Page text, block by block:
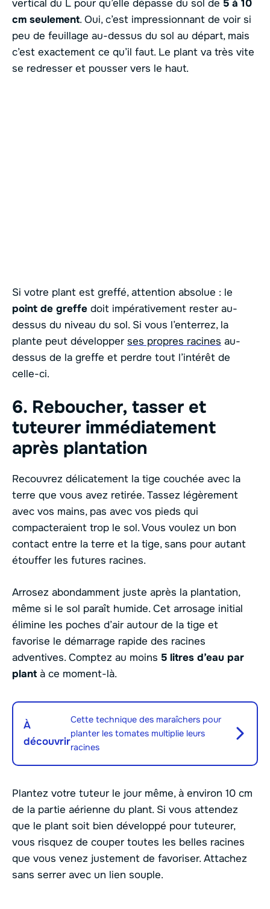
vertical du L pour qu’elle dépasse du sol de 5 à 10
cm seulement. Oui, c’est impressionnant de voir si
peu de feuillage au-dessus du sol au départ, mais
c’est exactement ce qu’il faut. Le plant va très vite
se redresser et pousser vers le haut.
Si votre plant est greffé, attention absolue : le
point de greffe doit impérativement rester au-
dessus du niveau du sol. Si vous l’enterrez, la
plante peut développer ses propres racines au-
dessus de la greffe et perdre tout l’intérêt de
celle-ci.
6. Reboucher, tasser et
tuteurer immédiatement
après plantation
Recouvrez délicatement la tige couchée avec la
terre que vous avez retirée. Tassez légèrement
avec vos mains, pas avec vos pieds qui
compacteraient trop le sol. Vous voulez un bon
contact entre la terre et la tige, sans pour autant
étouffer les futures racines.
Arrosez abondamment juste après la plantation,
même si le sol paraît humide. Cet arrosage initial
élimine les poches d’air autour de la tige et
favorise le démarrage rapide des racines
adventives. Comptez au moins 5 litres d’eau par
plant à ce moment-là.
À
découvrir
Cette technique des maraîchers pour
planter les tomates multiplie leurs
racines
Plantez votre tuteur le jour même, à environ 10 cm
de la partie aérienne du plant. Si vous attendez
que le plant soit bien développé pour tuteurer,
vous risquez de couper toutes les belles racines
que vous venez justement de favoriser. Attachez
sans serrer avec un lien souple.